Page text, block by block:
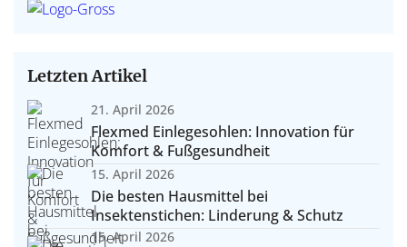
Letzten Artikel
21. April 2026
Flexmed Einlegesohlen: Innovation für
Komfort & Fußgesundheit
15. April 2026
Die besten Hausmittel bei
Insektenstichen: Linderung & Schutz
15. April 2026